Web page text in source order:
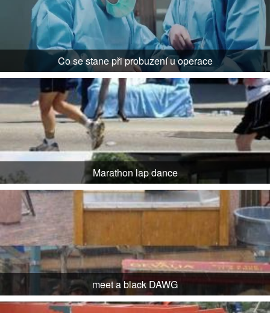
Co se stane při probuzení u operace
Marathon lap dance
meet a black DAWG